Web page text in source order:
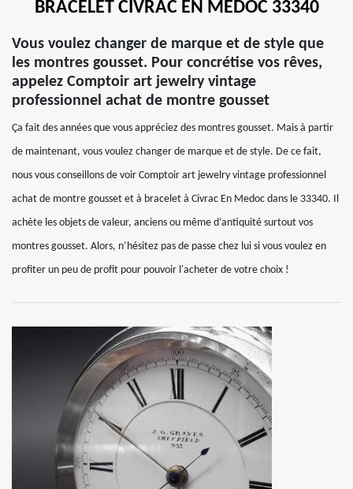
BRACELET CIVRAC EN MEDOC 33340
Vous voulez changer de marque et de style que
les montres gousset. Pour concrétise vos rêves,
appelez Comptoir art jewelry vintage
professionnel achat de montre gousset
Ça fait des années que vous appréciez des montres gousset. Mais à partir
de maintenant, vous voulez changer de marque et de style. De ce fait,
nous vous conseillons de voir Comptoir art jewelry vintage professionnel
achat de montre gousset et à bracelet à Civrac En Medoc dans le 33340. Il
achète les objets de valeur, anciens ou même d’antiquité surtout vos
montres gousset. Alors, n’hésitez pas de passe chez lui si vous voulez en
profiter un peu de profit pour pouvoir l'acheter de votre choix !